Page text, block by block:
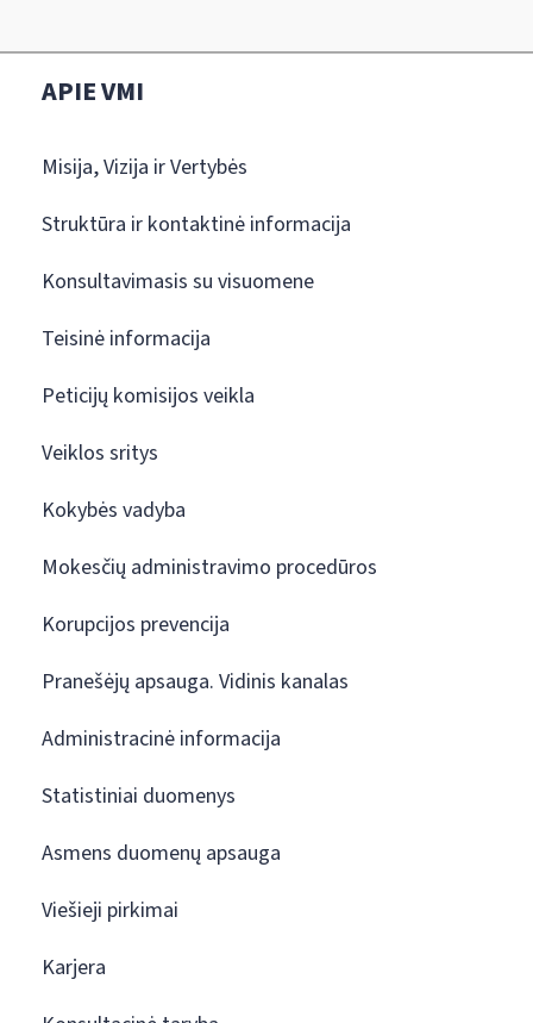
APIE VMI
Misija, Vizija ir Vertybės
Struktūra ir kontaktinė informacija
Konsultavimasis su visuomene
Teisinė informacija
Peticijų komisijos veikla
Veiklos sritys
Kokybės vadyba
Mokesčių administravimo procedūros
Korupcijos prevencija
Pranešėjų apsauga. Vidinis kanalas
Administracinė informacija
Statistiniai duomenys
Asmens duomenų apsauga
Viešieji pirkimai
Karjera